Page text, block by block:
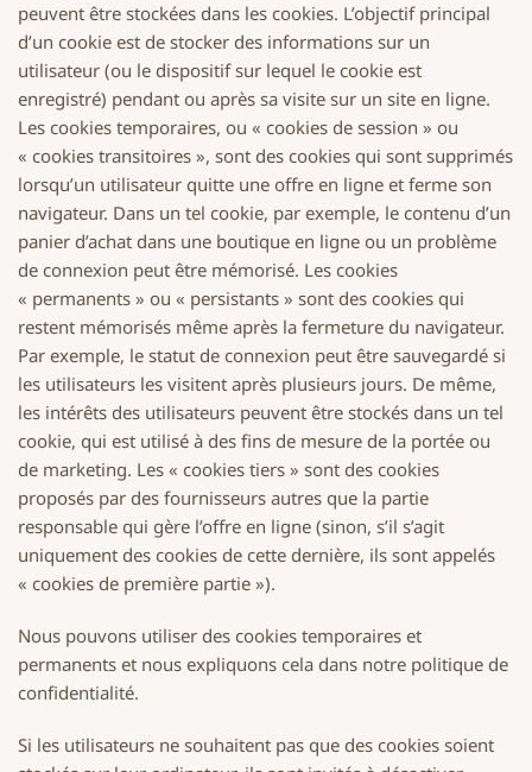
peuvent être stockées dans les cookies. L’objectif principal
d’un cookie est de stocker des informations sur un
utilisateur (ou le dispositif sur lequel le cookie est
enregistré) pendant ou après sa visite sur un site en ligne.
Les cookies temporaires, ou « cookies de session » ou
« cookies transitoires », sont des cookies qui sont supprimés
lorsqu’un utilisateur quitte une offre en ligne et ferme son
navigateur. Dans un tel cookie, par exemple, le contenu d’un
panier d’achat dans une boutique en ligne ou un problème
de connexion peut être mémorisé. Les cookies
« permanents » ou « persistants » sont des cookies qui
restent mémorisés même après la fermeture du navigateur.
Par exemple, le statut de connexion peut être sauvegardé si
les utilisateurs les visitent après plusieurs jours. De même,
les intérêts des utilisateurs peuvent être stockés dans un tel
cookie, qui est utilisé à des fins de mesure de la portée ou
de marketing. Les « cookies tiers » sont des cookies
proposés par des fournisseurs autres que la partie
responsable qui gère l’offre en ligne (sinon, s’il s’agit
uniquement des cookies de cette dernière, ils sont appelés
« cookies de première partie »).
Nous pouvons utiliser des cookies temporaires et
permanents et nous expliquons cela dans notre politique de
confidentialité.
Si les utilisateurs ne souhaitent pas que des cookies soient